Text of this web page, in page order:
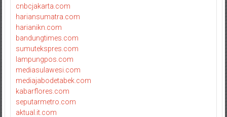
cnbcjakarta.com
hariansumatra.com
harianikn.com
bandungtimes.com
sumutekspres.com
lampungpos.com
mediasulawesi.com
mediajabodetabek.com
kabarflores.com
seputarmetro.com
aktual.it.com